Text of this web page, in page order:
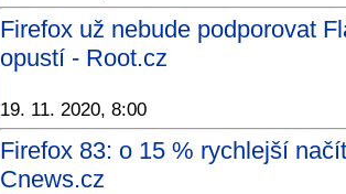
Firefox už nebude podporovat
opustí - Root.cz
19. 11. 2020, 8:00
Firefox 83: o 15 % rychlejší
Cnews.cz